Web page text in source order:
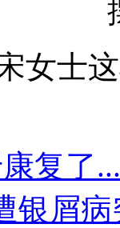
女士
复了...
银屑